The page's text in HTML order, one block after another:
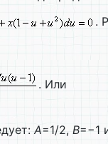
.
. Или
A=1/2, B=−1